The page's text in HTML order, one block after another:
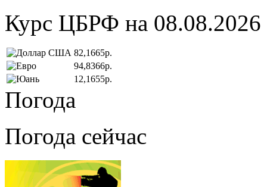
Курс ЦБРФ на 08.08.2026
82,1665р.
94,8366р.
12,1655р.
Погода
Погода сейчас